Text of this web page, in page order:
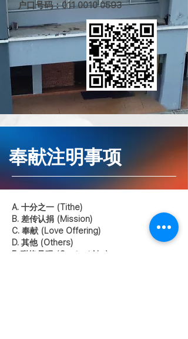
户口号码：0110010 0593
奉献注明事项
A. 十分之一 (Tithe)
B. 差传认捐 (Mission)
C. 奉献 (Love Offering)
D. 其他 (Others)
E. 联络号码 (Contact No.)